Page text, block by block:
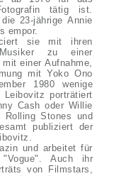
tätig ist.
23-jährige Annie
empor.
sie mit ihren
zu einer
einer Aufnahme,
mit Yoko Ono
1980 wenige
Leibovitz porträtiert
Cash oder Willie
Rolling Stones und
publiziert der
und arbeitet für
Auch ihr
von Filmstars,